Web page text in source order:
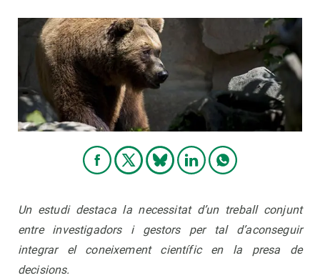
Un estudi destaca la necessitat d’un treball conjunt
entre investigadors i gestors per tal d’aconseguir
integrar el coneixement científic en la presa de
decisions.